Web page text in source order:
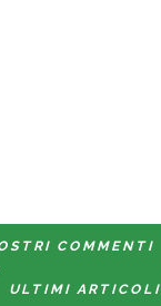
COMMENTI
ULTIMI ARTICOLI